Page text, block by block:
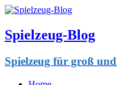
Spielzeug-Blog
Spielzeug für groß